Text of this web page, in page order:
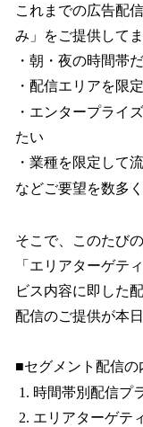
これまでの広告配
み」をご提供して
・朝・夜の時間帯
・配信エリアを限
・エンタープライ
たい
・業種を限定して
などご要望を数多
そこで、このたび
「エリアターゲテ
ビス内容に即した
配信のご提供が本
■セグメント配信の
時間帯別配信プ
エリアターゲテ